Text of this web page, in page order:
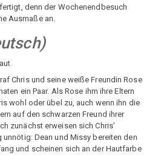
denn der Wochenendbesuch
Ausmaße an.
)
Chris und seine weiße Freundin Rose
ein Paar. Als Rose ihm ihre Eltern
wohl oder übel zu, auch wenn ihn die
auf den schwarzen Freund ihrer
zunächst erweisen sich Chris’
Dean und Missy bereiten den
und scheinen sich an der Hautfarbe